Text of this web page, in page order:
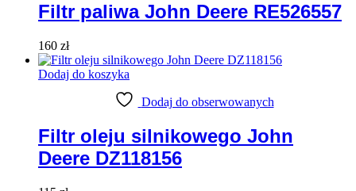
Filtr paliwa John Deere RE526557
160 zł
Dodaj do koszyka
Dodaj do obserwowanych
Filtr oleju silnikowego John
Deere DZ118156